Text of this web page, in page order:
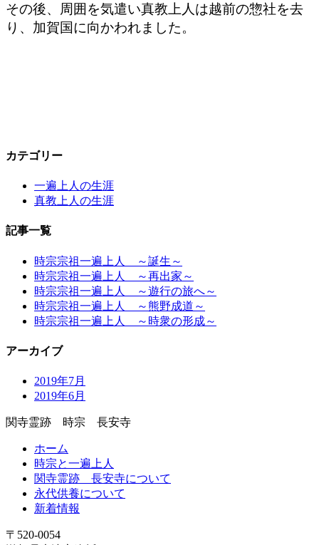
その後、周囲を気遣い真教上人は越前の惣社を去
り、加賀国に向かわれました。
カテゴリー
一遍上人の生涯
真教上人の生涯
記事一覧
時宗宗祖一遍上人 ～誕生～
時宗宗祖一遍上人 ～再出家～
時宗宗祖一遍上人 ～遊行の旅へ～
時宗宗祖一遍上人 ～熊野成道～
時宗宗祖一遍上人 ～時衆の形成～
アーカイブ
2019年7月
2019年6月
関寺霊跡 時宗 長安寺
ホーム
時宗と一遍上人
関寺霊跡 長安寺について
永代供養について
新着情報
〒520-0054